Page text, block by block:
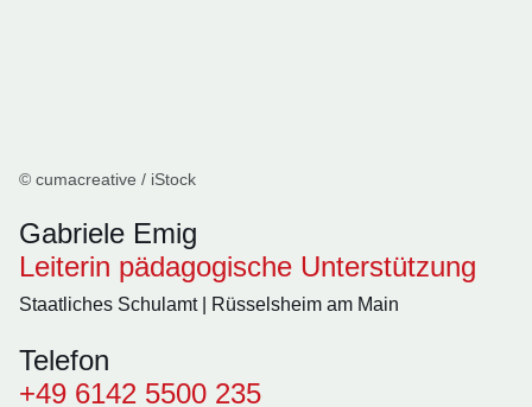
© cumacreative / iStock
Gabriele Emig
Leiterin pädagogische Unterstützung
Staatliches Schulamt | Rüsselsheim am Main
Telefon
+49 6142 5500 235